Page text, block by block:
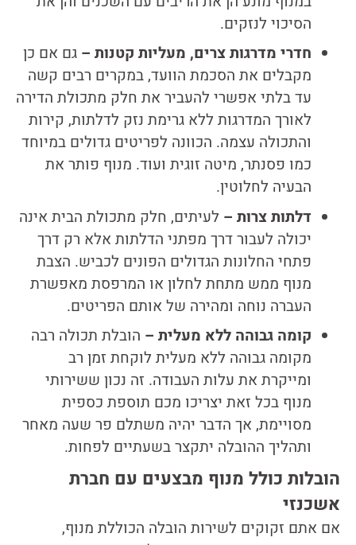
הסיכוי לנזקים.
חדרי מדרגות צרים, מעליות קטנות – גם אם כן
מקבלים את הסכמת הוועד, במקרים רבים קשה
עד בלתי אפשרי להעביר את חלק מתכולת הדירה
לאורך המדרגות ללא גרימת נזק לדלתות, קירות
והתכולה עצמה. הכוונה לפריטים גדולים במיוחד
כמו פסנתר, מיטה זוגית ועוד. מנוף פותר את
הבעיה לחלוטין.
דלתות צרות – לעיתים, חלק מתכולת הבית אינה
יכולה לעבור דרך מפתני הדלתות אלא רק דרך
פתחי החלונות הגדולים הפונים לכביש. הצבת
מנוף ממש מתחת לחלון או המרפסת מאפשרת
העברה נוחה ומהירה של אותם הפריטים.
קומה גבוהה ללא מעלית – הובלת תכולה רבה
מקומה גבוהה ללא מעלית לוקחת זמן רב
ומייקרת את עלות העבודה. זה נכון ששירותי
מנוף בכל זאת יצריכו מכם תוספת כספית
מסויימת, אך הדבר יהיה משתלם פר שעה מאחר
ותהליך ההובלה יתקצר בשעתיים לפחות.
הובלות כולל מנוף מבצעים עם חברת
אשכנזי
אם אתם זקוקים לשירות הובלה הכוללת מנוף,